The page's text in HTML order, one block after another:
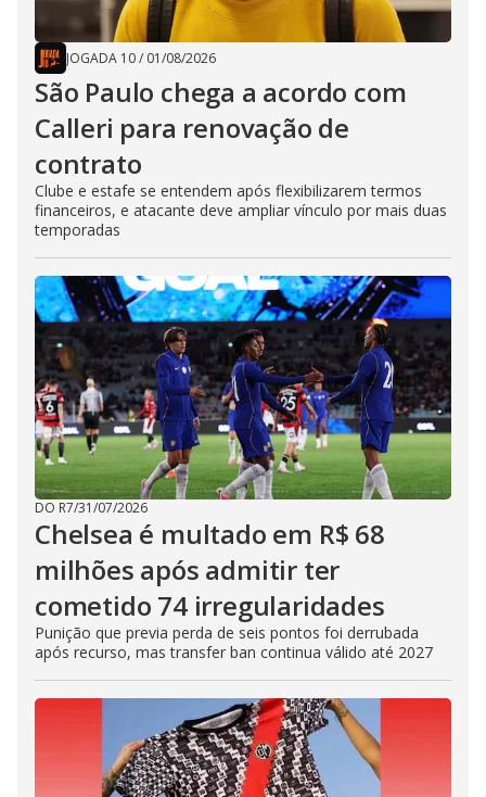
JOGADA 10/ 01/08/2026
São Paulo chega a acordo com
Calleri para renovação de
contrato
Clube e estafe se entendem após flexibilizarem termos
financeiros, e atacante deve ampliar vínculo por mais duas
temporadas
DO R7/31/07/2026
Chelsea é multado em R$ 68
milhões após admitir ter
cometido 74 irregularidades
Punição que previa perda de seis pontos foi derrubada
após recurso, mas transfer ban continua válido até 2027